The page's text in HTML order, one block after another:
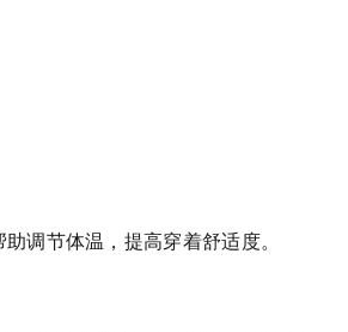
调节体温，提高穿着舒适度。